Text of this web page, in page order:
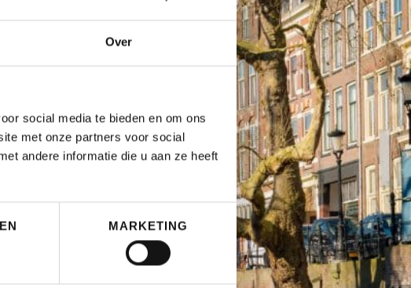
Over
social media te bieden en om ons
met onze partners voor social
andere informatie die u aan ze heeft
MARKETING